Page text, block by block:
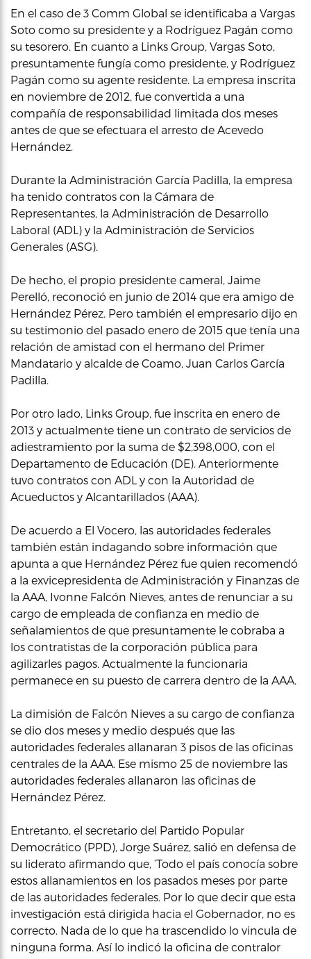
En el caso de 3 Comm Global se identificaba a Vargas
Soto como su presidente y a Rodríguez Pagán como
su tesorero. En cuanto a Links Group, Vargas Soto,
presuntamente fungía como presidente, y Rodríguez
Pagán como su agente residente. La empresa inscrita
en noviembre de 2012, fue convertida a una
compañía de responsabilidad limitada dos meses
antes de que se efectuara el arresto de Acevedo
Hernández.
Durante la Administración García Padilla, la empresa
ha tenido contratos con la Cámara de
Representantes, la Administración de Desarrollo
Laboral (ADL) y la Administración de Servicios
Generales (ASG).
De hecho, el propio presidente cameral, Jaime
Perelló, reconoció en junio de 2014 que era amigo de
Hernández Pérez. Pero también el empresario dijo en
su testimonio del pasado enero de 2015 que tenía una
relación de amistad con el hermano del Primer
Mandatario y alcalde de Coamo, Juan Carlos García
Padilla.
Por otro lado, Links Group, fue inscrita en enero de
2013 y actualmente tiene un contrato de servicios de
adiestramiento por la suma de $2,398,000, con el
Departamento de Educación (DE). Anteriormente
tuvo contratos con ADL y con la Autoridad de
Acueductos y Alcantarillados (AAA).
De acuerdo a El Vocero, las autoridades federales
también están indagando sobre información que
apunta a que Hernández Pérez fue quien recomendó
a la exvicepresidenta de Administración y Finanzas de
la AAA, Ivonne Falcón Nieves, antes de renunciar a su
cargo de empleada de confianza en medio de
señalamientos de que presuntamente le cobraba a
los contratistas de la corporación pública para
agilizarles pagos. Actualmente la funcionaria
permanece en su puesto de carrera dentro de la AAA.
La dimisión de Falcón Nieves a su cargo de confianza
se dio dos meses y medio después que las
autoridades federales allanaran 3 pisos de las oficinas
centrales de la AAA. Ese mismo 25 de noviembre las
autoridades federales allanaron las oficinas de
Hernández Pérez.
Entretanto, el secretario del Partido Popular
Democrático (PPD), Jorge Suárez, salió en defensa de
su liderato afirmando que, ‘Todo el país conocía sobre
estos allanamientos en los pasados meses por parte
de las autoridades federales. Por lo que decir que esta
investigación está dirigida hacia el Gobernador, no es
correcto. Nada de lo que ha trascendido lo vincula de
ninguna forma. Así lo indicó la oficina de contralor